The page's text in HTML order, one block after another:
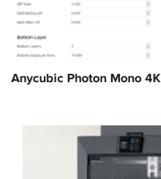
Anycubic Photon Mono 4K